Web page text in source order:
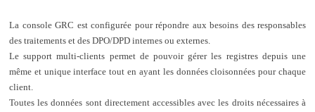
La console GRC est configurée pour répondre aux besoins des responsables
des traitements et des DPO/DPD internes ou externes.
Le support multi-clients permet de pouvoir gérer les registres depuis une
même et unique interface tout en ayant les données cloisonnées pour chaque
client.
Toutes les données sont directement accessibles avec les droits nécessaires à